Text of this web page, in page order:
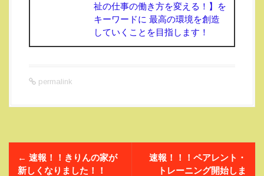
祉の仕事の働き方を変える！】を
キーワードに 最高の環境を創造
していくことを目指します！
permalink
← 速報！！きりんの家が
新しくなりました！！
速報！！！ペアレント・
トレーニング開始しま